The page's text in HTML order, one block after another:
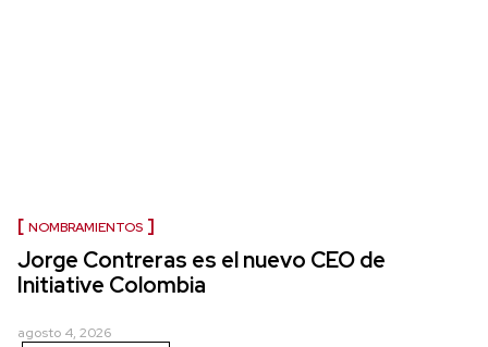
NOMBRAMIENTOS
Jorge Contreras es el nuevo CEO de
Initiative Colombia
agosto 4, 2026